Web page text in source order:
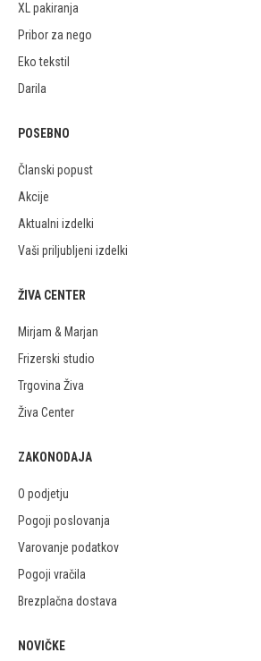
XL pakiranja
Pribor za nego
Eko tekstil
Darila
POSEBNO
Članski popust
Akcije
Aktualni izdelki
Vaši priljubljeni izdelki
ŽIVA CENTER
Mirjam & Marjan
Frizerski studio
Trgovina Živa
Živa Center
ZAKONODAJA
O podjetju
Pogoji poslovanja
Varovanje podatkov
Pogoji vračila
Brezplačna dostava
NOVIČKE